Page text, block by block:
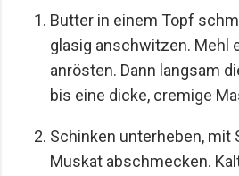
Butter in einem Topf
glasig anschwitzen. Mehl
anrösten. Dann langsam
bis eine dicke, cremige
Schinken unterheben, mit
Muskat abschmecken.